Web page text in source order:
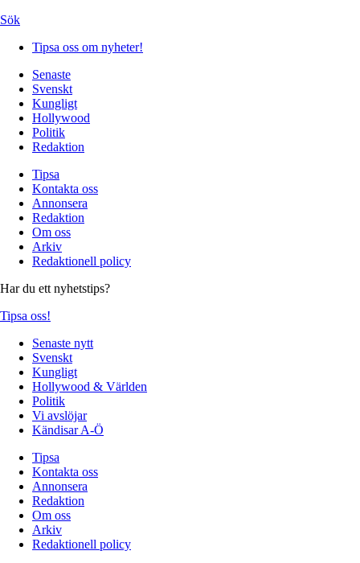
Sök
Tipsa oss om nyheter!
Senaste
Svenskt
Kungligt
Hollywood
Politik
Redaktion
Tipsa
Kontakta oss
Annonsera
Redaktion
Om oss
Arkiv
Redaktionell policy
Har du ett nyhetstips?
Tipsa oss!
Senaste nytt
Svenskt
Kungligt
Hollywood & Världen
Politik
Vi avslöjar
Kändisar A-Ö
Tipsa
Kontakta oss
Annonsera
Redaktion
Om oss
Arkiv
Redaktionell policy